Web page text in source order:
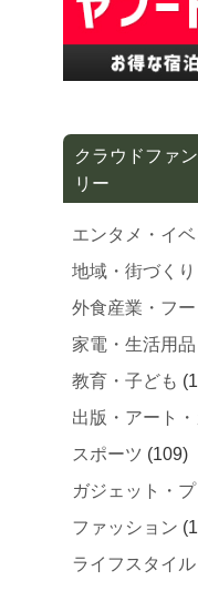
クラウドファ
リー
エンタメ・イベ
地域・街づくり
外食産業・フー
家電・生活用
教育・子ども
出版・アート
スポーツ (109)
ガジェット・
ファッション
ライフスタイ